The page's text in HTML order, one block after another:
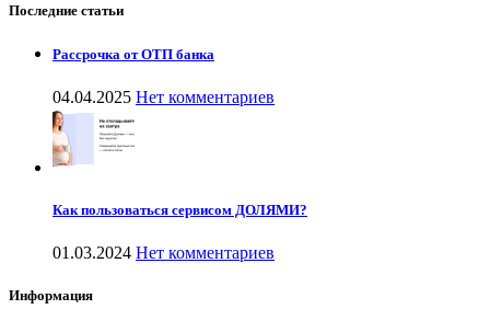
Последние статьи
Рассрочка от ОТП банка
04.04.2025 Нет комментариев
Как пользоваться сервисом ДОЛЯМИ?
01.03.2024 Нет комментариев
Информация